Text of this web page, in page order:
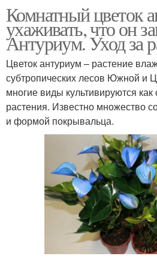
Комнатный цветок
ухаживать, что он
Антуриум. Уход за
Цветок антуриум – растение
субтропических лесов Южной и
многие виды культивируются
растения. Известно множество
и формой покрывальца.